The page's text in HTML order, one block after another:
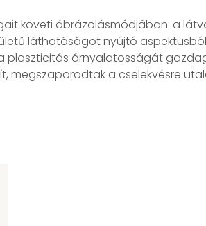
követi ábrázolásmódjában: a
láthatóságot nyújtó
plaszticitás árnyalatosságát
megszaporodtak a cselekvésre